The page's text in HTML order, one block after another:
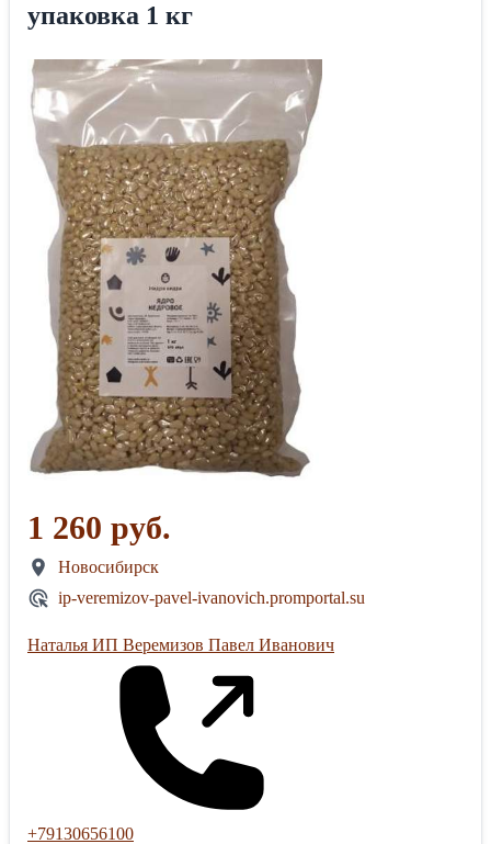
упаковка 1 кг
1 260 руб.
Новосибирск
ip-veremizov-pavel-ivanovich.promportal.su
Наталья ИП Веремизов Павел Иванович
+79130656100